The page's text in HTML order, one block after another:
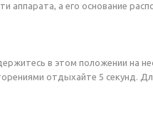
а его основание
в этом положении на
отдыхайте 5 секунд.